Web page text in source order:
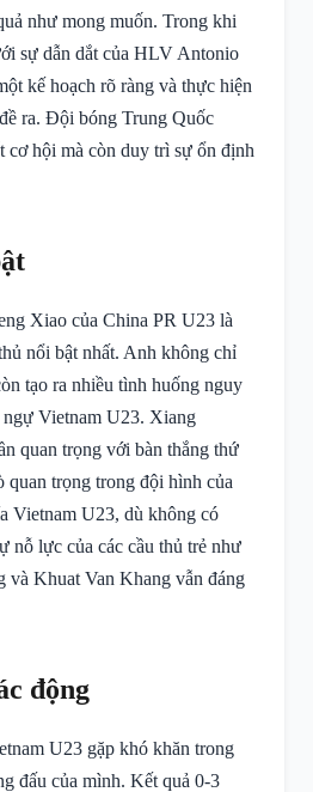
như mong muốn. Trong khi
sự dẫn dắt của HLV Antonio
kế hoạch rõ ràng và thực hiện
ra. Đội bóng Trung Quốc
cơ hội mà còn duy trì sự ổn định
Xiao của China PR U23 là
nổi bật nhất. Anh không chỉ
tạo ra nhiều tình huống nguy
ngự Vietnam U23. Xiang
quan trọng với bàn thắng thứ
quan trọng trong đội hình của
Vietnam U23, dù không có
nỗ lực của các cầu thủ trẻ như
và Khuat Van Khang vẫn đáng
động
U23 gặp khó khăn trong
đấu của mình. Kết quả 0-3